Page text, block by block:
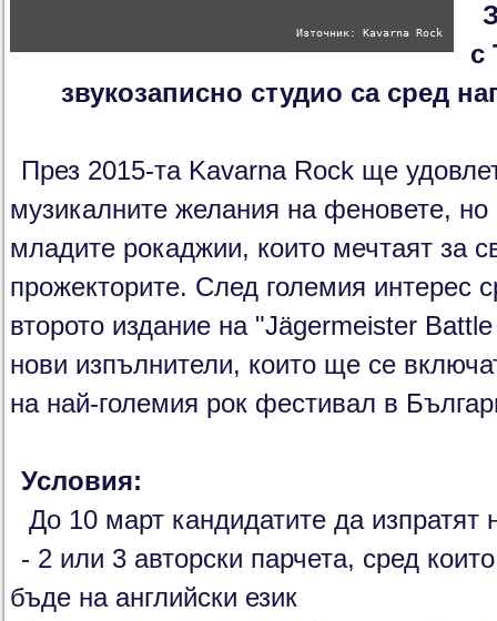
Източник: Kavarna Rock
с
звукозаписно студио са сред
През 2015-та Kavarna Rock ще
музикалните желания на феновете,
младите рокаджии, които мечтаят за
прожекторите. След големия интерес
второто издание на "Jägermeister
нови изпълнители, които ще се
на най-големия рок фестивал в
Условия:
До 10 март кандидатите да изпратят
- 2 или 3 авторски парчета, сред
бъде на английски език